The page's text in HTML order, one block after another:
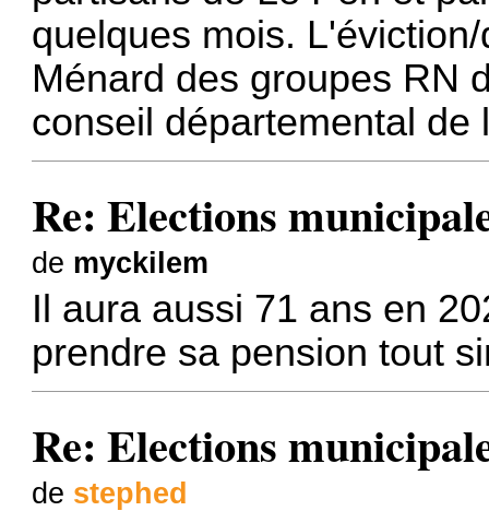
quelques mois.
Ménard des groupes RN
conseil départemental
Re: Elections
de myckilem
Il aura aussi 71 ans en
prendre sa pension tout
Re: Elections
de stephed